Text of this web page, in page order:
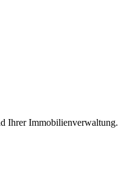
Ihrer Immobilienverwaltung.